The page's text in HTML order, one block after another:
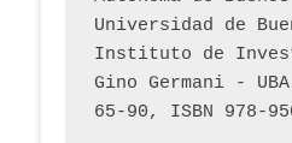
Universidad de
Instituto de
Gino Germani -
65-90, ISBN 978-